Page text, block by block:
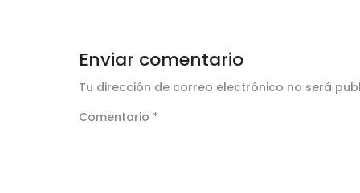
Enviar comentario
Tu dirección de correo electrónico no será
Comentario *